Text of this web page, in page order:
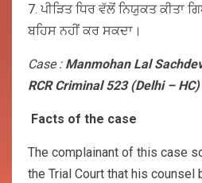
7. ਪੀੜਿਤ ਧਿਰ ਵੱਲੋਂ ਨਿਯੁਕਤ ਕੀਤਾ
ਬਹਿਸ ਨਹੀਂ ਕਰ ਸਕਦਾ।
Case : Manmohan Lal
RCR Criminal 523 (Delhi – HC)
Facts of the case
The complainant of this case
the Trial Court that his